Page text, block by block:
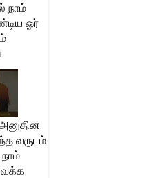
நாம்
ஓர்
வருடம்
நாம்